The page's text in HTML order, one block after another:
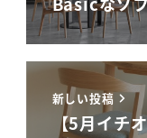
新しい投稿
【5月イチ